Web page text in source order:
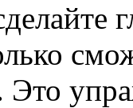
Это